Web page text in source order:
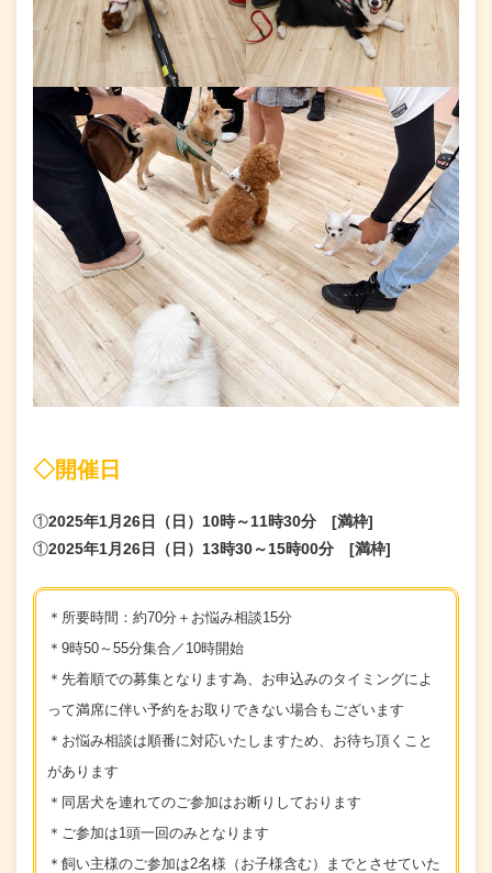
◇開催日
①2025年1月26日（日）10時～11時30分 [満枠]
①2025年1月26日（日）13時30～15時00分 [満枠]
＊所要時間：約70分＋お悩み相談15分
＊9時50～55分集合／10時開始
＊先着順での募集となります為、お申込みのタイミングによ
って満席に伴い予約をお取りできない場合もございます
＊お悩み相談は順番に対応いたしますため、お待ち頂くこと
があります
＊同居犬を連れてのご参加はお断りしております
＊ご参加は1頭一回のみとなります
＊飼い主様のご参加は2名様（お子様含む）までとさせていた